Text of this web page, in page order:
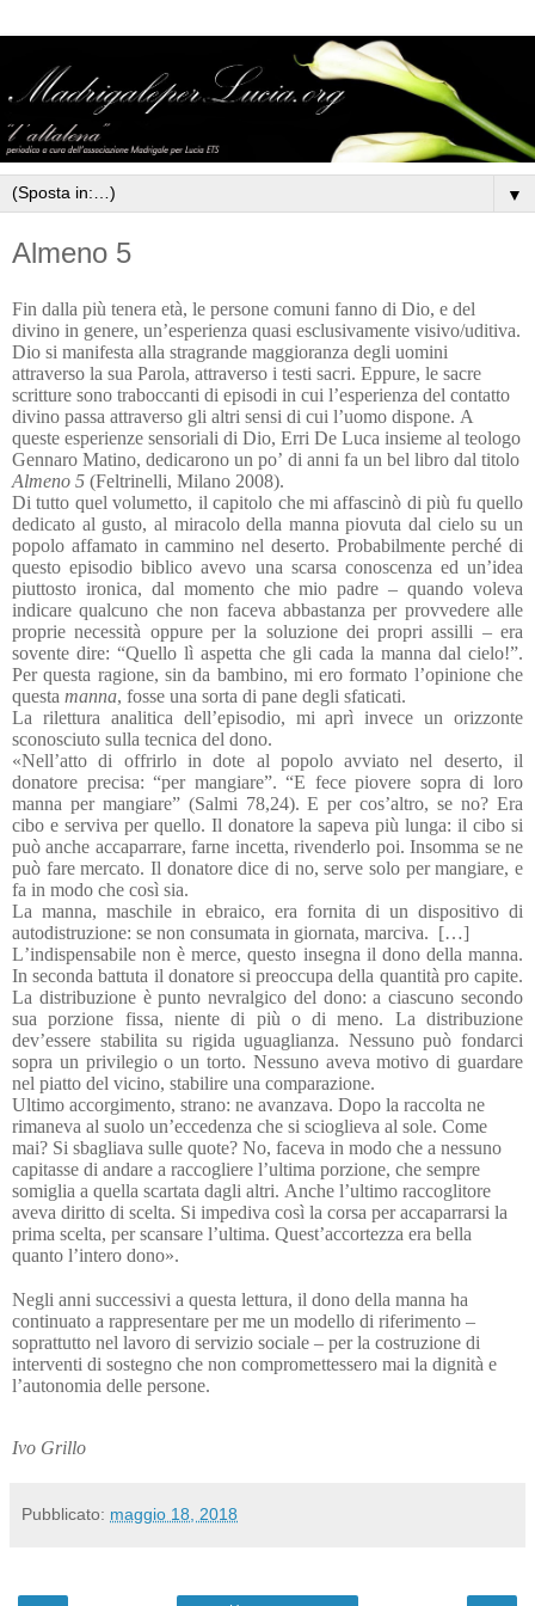
▼
Almeno 5
Fin dalla più tenera età, le persone comuni fanno di Dio, e del
divino in genere, un’esperienza quasi esclusivamente visivo/uditiva.
Dio si manifesta alla stragrande maggioranza degli uomini
attraverso la sua Parola, attraverso i testi sacri. Eppure, le sacre
scritture sono traboccanti di episodi in cui l’esperienza del contatto
divino passa attraverso gli altri sensi di cui l’uomo dispone. A
queste esperienze sensoriali di Dio, Erri De Luca insieme al teologo
Gennaro Matino, dedicarono un po’ di anni fa un bel libro dal titolo
Almeno 5 (Feltrinelli, Milano 2008).
Di tutto quel volumetto, il capitolo che mi affascinò di più fu quello
dedicato al gusto, al miracolo della manna piovuta dal cielo su un
popolo affamato in cammino nel deserto. Probabilmente perché di
questo episodio biblico avevo una scarsa conoscenza ed un’idea
piuttosto ironica, dal momento che mio padre – quando voleva
indicare qualcuno che non faceva abbastanza per provvedere alle
proprie necessità oppure per la soluzione dei propri assilli – era
sovente dire: “Quello lì aspetta che gli cada la manna dal cielo!”.
Per questa ragione, sin da bambino, mi ero formato l’opinione che
questa manna, fosse una sorta di pane degli sfaticati.
La rilettura analitica dell’episodio, mi aprì invece un orizzonte
sconosciuto sulla tecnica del dono.
«Nell’atto di offrirlo in dote al popolo avviato nel deserto, il
donatore precisa: “per mangiare”. “E fece piovere sopra di loro
manna per mangiare” (Salmi 78,24). E per cos’altro, se no? Era
cibo e serviva per quello. Il donatore la sapeva più lunga: il cibo si
può anche accaparrare, farne incetta, rivenderlo poi. Insomma se ne
può fare mercato. Il donatore dice di no, serve solo per mangiare, e
fa in modo che così sia.
La manna, maschile in ebraico, era fornita di un dispositivo di
autodistruzione: se non consumata in giornata, marciva. […]
L’indispensabile non è merce, questo insegna il dono della manna.
In seconda battuta il donatore si preoccupa della quantità pro capite.
La distribuzione è punto nevralgico del dono: a ciascuno secondo
sua porzione fissa, niente di più o di meno. La distribuzione
dev’essere stabilita su rigida uguaglianza. Nessuno può fondarci
sopra un privilegio o un torto. Nessuno aveva motivo di guardare
nel piatto del vicino, stabilire una comparazione.
Ultimo accorgimento, strano: ne avanzava. Dopo la raccolta ne
rimaneva al suolo un’eccedenza che si scioglieva al sole. Come
mai? Si sbagliava sulle quote? No, faceva in modo che a nessuno
capitasse di andare a raccogliere l’ultima porzione, che sempre
somiglia a quella scartata dagli altri. Anche l’ultimo raccoglitore
aveva diritto di scelta. Si impediva così la corsa per accaparrarsi la
prima scelta, per scansare l’ultima. Quest’accortezza era bella
quanto l’intero dono».
Negli anni successivi a questa lettura, il dono della manna ha
continuato a rappresentare per me un modello di riferimento –
soprattutto nel lavoro di servizio sociale – per la costruzione di
interventi di sostegno che non compromettessero mai la dignità e
l’autonomia delle persone.
Ivo Grillo
Pubblicato: maggio 18, 2018